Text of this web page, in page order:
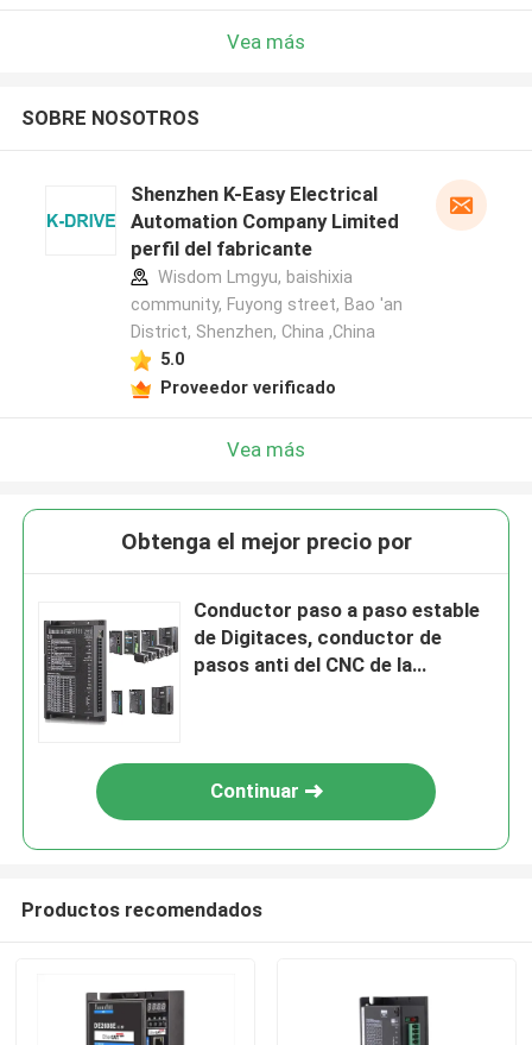
Vea más
SOBRE NOSOTROS
Shenzhen K-Easy Electrical
Automation Company Limited
perfil del fabricante
Wisdom Lmgyu, baishixia
community, Fuyong street, Bao 'an
District, Shenzhen, China ,China
5.0
Proveedor verificado
Vea más
Obtenga el mejor precio por
Conductor paso a paso estable
de Digitaces, conductor de
pasos anti del CNC de la
Continuar
Productos recomendados